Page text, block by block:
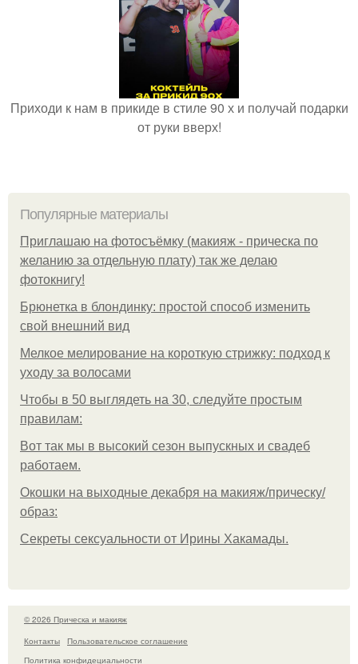
Приходи к нам в прикиде в стиле 90 х и получай подарки
от руки вверх!
Популярные материалы
Приглашаю на фотосъёмку (макияж - прическа по
желанию за отдельную плату) так же делаю
фотокнигу!
Брюнетка в блондинку: простой способ изменить
свой внешний вид
Мелкое мелирование на короткую стрижку: подход к
уходу за волосами
Чтобы в 50 выглядеть на 30, следуйте простым
правилам:
Вот так мы в высокий сезон выпускных и свадеб
работаем.
Окошки на выходные декабря на макияж/прическу/
образ:
Секреты сексуальности от Ирины Хакамады.
© 2026 Прическа и макияж
Контакты
Пользовательское соглашение
Политика конфидециальности